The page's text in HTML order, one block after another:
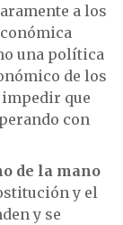
a los
una política
de los
impedir que
con
de la mano
y el
y se